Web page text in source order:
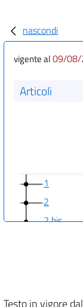
nascondi
vigente al09/
Articoli
1
2
2 bis
Testo in vigore